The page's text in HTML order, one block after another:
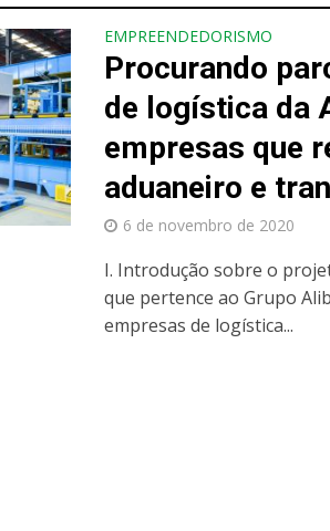
EMPREENDEDORISMO
Procurando
de logística da
empresas que
aduaneiro e
6 de novembro de 2020
I. Introdução sobre o
que pertence ao Grupo
empresas de logística...